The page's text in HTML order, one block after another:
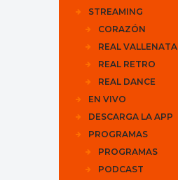
STREAMING
CORAZÓN
REAL VALLENATA
REAL RETRO
REAL DANCE
EN VIVO
DESCARGA LA APP
PROGRAMAS
PROGRAMAS
PODCAST